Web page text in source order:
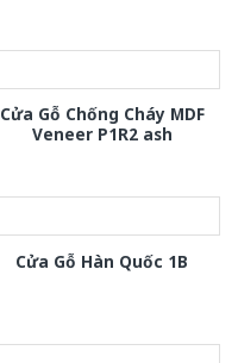
Cửa Gỗ Chống Cháy MDF
Veneer P1R2 ash
Cửa Gỗ Hàn Quốc 1B